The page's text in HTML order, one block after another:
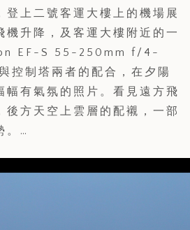
登上二號客運大樓上的機場展
機升降，及客運大樓附近的一
EF-S 55-250mm f/4-
控制塔兩者的配合，在夕陽
幅有氣氛的照片。看見遠方飛
後方天空上雲層的配襯，一部
。…